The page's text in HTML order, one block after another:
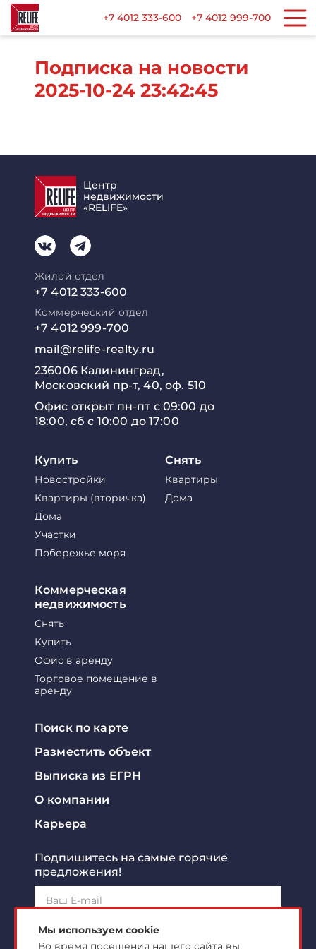
+7 4012 333-600 +7 4012 999-700
Подписка на новости
2025-10-24 23:42:45
Центр
недвижимости
«RELIFE»
Жилой отдел
+7 4012 333-600
Коммерческий отдел
+7 4012 999-700
mail@relife-realty.ru
236006 Калининград,
Московский пр-т, 40, оф. 510
Офис открыт пн-пт с 09:00 до
18:00, сб с 10:00 до 17:00
Купить
Новостройки
Квартиры (вторичка)
Дома
Участки
Побережье моря
Снять
Квартиры
Дома
Коммерческая
недвижимость
Снять
Купить
Офис в аренду
Торговое помещение в
аренду
Поиск по карте
Разместить объект
Выписка из ЕГРН
О компании
Карьера
Подпишитесь на самые горячие
предложения!
Подписаться!
Мы используем cookie
Во время посещения нашего сайта вы